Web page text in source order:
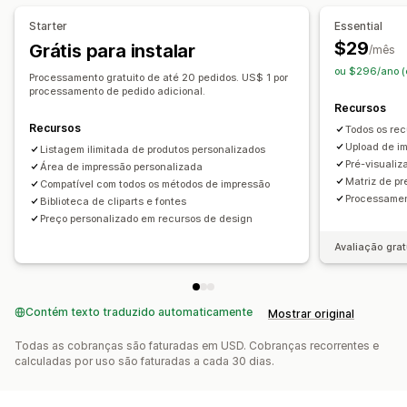
Impressão
Starter
Grátis para instalar
Processamento gratuito de até 20 pedidos. US$ 1 por
processamento de pedido adicional.
Recursos
Listagem ilimitada de produtos personalizados
Área de impressão personalizada
Compatível com todos os métodos de impressão
Biblioteca de cliparts e fontes
Preço personalizado em recursos de design
Essential
$29/mês
ou $296/ano
Recursos
Todos os
Upload de
Pré-
Matriz de
Avaliação
Contém texto traduzido automaticamente Mostrar original
Todas as cobranças são faturadas em USD. Cobranças recorrentes e
calculadas por uso são faturadas a cada 30 dias.